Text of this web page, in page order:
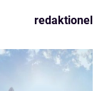
redaktionel